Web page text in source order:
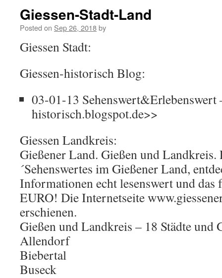
Giessen-Stadt-Land
Posted on Sep 26, 2018by
Giessen Stadt:
Giessen-historisch Blog:
03-01-13 Sehenswert&Erlebenswert
historisch.blogspot.de>>
Giessen Landkreis:
Gießener Land. Gießen und
´Sehenswertes im Gießener Land,
Informationen echt lesenswert und das
EURO! Die Internetseite
erschienen.
Gießen und Landkreis – 18 Städte und
Allendorf
Biebertal
Buseck